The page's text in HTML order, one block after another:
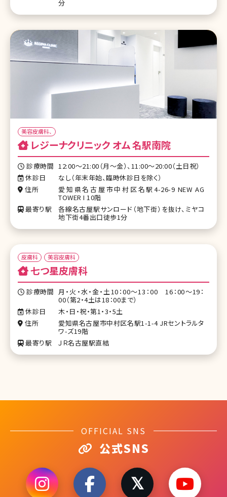
分
美容皮膚科、
レジーナクリニック オム 名駅南院
診療時間 12:00～21:00（月～金）、11:00～20:00（土日祝）
休診日
なし（年末年始、臨時休診日を除く）
住所
愛知県名古屋市中村区名駅4-26-9 NEW AG
TOWER I 10階
最寄り駅
各線名古屋駅サンロード（地下街）を抜け、ミヤコ
地下街4番出口徒歩1分
皮膚科 美容皮膚科
七つ星皮膚科
診療時間 月・火・水・金・土10：00～13：00 16：00～19：
00（第2・4土は18：00まで）
休診日
木・日・祝・第1・3・5土
住所
愛知県名古屋市中村区名駅1-1-4 JRセントラルタ
ワ-ズ19階
最寄り駅
ＪＲ名古屋駅直結
OFFICIAL SNS
公式SNS